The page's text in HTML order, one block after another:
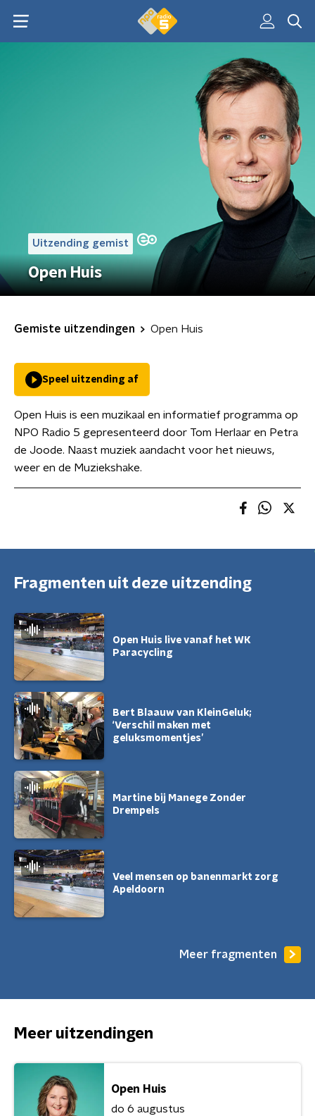
Uitzending gemist
Open Huis
Gemiste uitzendingen Open Huis
Speel uitzending af
Open Huis is een muzikaal en informatief programma op
NPO Radio 5 gepresenteerd door Tom Herlaar en Petra
de Joode. Naast muziek aandacht voor het nieuws,
weer en de Muziekshake.
Fragmenten uit deze uitzending
Open Huis live vanaf het WK
Paracycling
Bert Blaauw van KleinGeluk;
‘Verschil maken met
geluksmomentjes’
Martine bij Manege Zonder
Drempels
Veel mensen op banenmarkt zorg
Apeldoorn
Meer fragmenten
Meer uitzendingen
Open Huis
do 6 augustus